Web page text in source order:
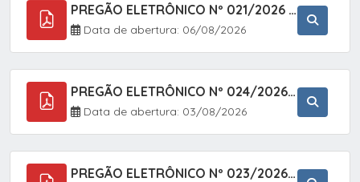
PREGÃO ELETRÔNICO Nº 021/2026 - AQUISIÇÃO DE CONTENTORES E CARRINHOS, DESTINADOS A COLETIVA E MANEJO DE RESÍDUOS SÓLIDOS, ATRAVÉS DO SISTEMA DE REGISTRO DE PREÇOS (SRP)
Data de abertura: 06/08/2026
PREGÃO ELETRÔNICO Nº 024/2026 - AQUISIÇÃO DE GÁS MEDICINAL TIPO OXIGÊNIO (1,00 M3, 3,00 M3 E 10,00 M3), EM ATENDIMENTO À SECRETARIA MUNICIPAL DE SAÚDE, ATRAVÉS DO SISTEMA DE REGISTRO DE PREÇOS (SRP)
Data de abertura: 03/08/2026
PREGÃO ELETRÔNICO Nº 023/2026 - AQUISIÇÃO DE ENXOVAL INFANTIL, EM ATENDIMENTO À SECRETARIA MUNICIPAL DE EDUCAÇÃO, ATRAVÉS DO SISTEMA DE REGISTRO DE PREÇOS (SRP).